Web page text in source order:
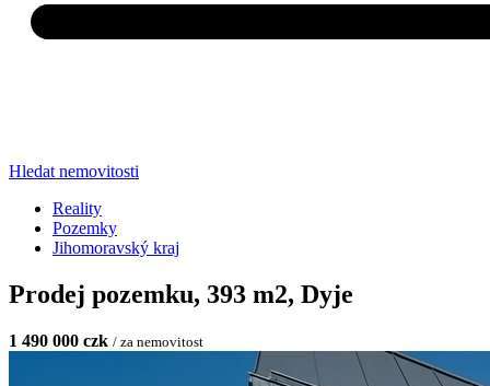
Hledat nemovitosti
Reality
Pozemky
Jihomoravský kraj
Prodej pozemku, 393 m2, Dyje
1 490 000 czk / za nemovitost